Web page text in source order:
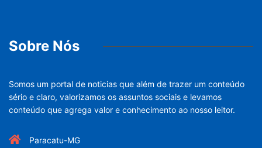
Sobre Nós
Somos um portal de noticias que além de trazer um conteúdo
sério e claro, valorizamos os assuntos sociais e levamos
conteúdo que agrega valor e conhecimento ao nosso leitor.
Paracatu-MG